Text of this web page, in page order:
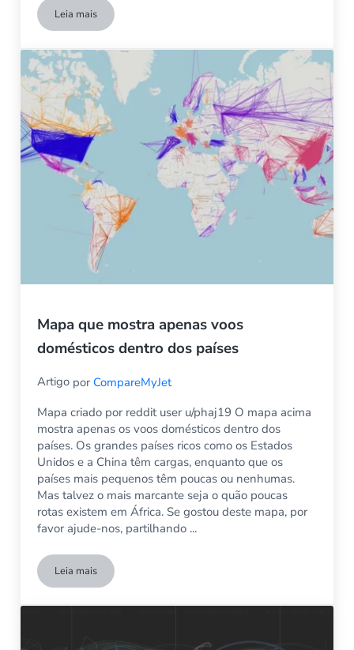
Leia mais24 horas de voos entre a Europa e os EUA
Mapa que mostra apenas voos
domésticos dentro dos países
Artigo por CompareMyJet
Mapa criado por reddit user u/phaj19 O mapa acima
mostra apenas os voos domésticos dentro dos
países. Os grandes países ricos como os Estados
Unidos e a China têm cargas, enquanto que os
países mais pequenos têm poucas ou nenhumas.
Mas talvez o mais marcante seja o quão poucas
rotas existem em África. Se gostou deste mapa, por
favor ajude-nos, partilhando ...
Leia maisMapa que mostra apenas voos domésticos dentro dos países